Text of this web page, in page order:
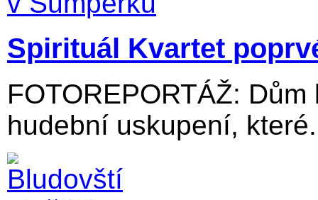
Spirituál Kvartet
FOTOREPORTÁŽ:
hudební uskupení,